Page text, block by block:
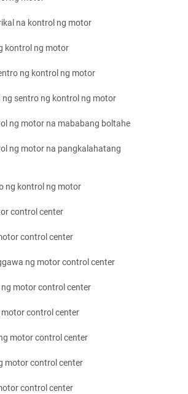
na kontrol ng motor
kontrol ng motor
ng kontrol ng motor
sentro ng kontrol ng motor
ng motor na mababang boltahe
ng motor na pangkalahatang
ng kontrol ng motor
control center
control center
ng motor control center
motor control center
control center
motor control center
motor control center
control center